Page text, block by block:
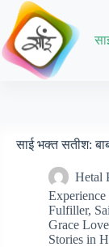
Skip
content
साई भक्त सतीश:
Hetal
Fulfiller,
Grace Love
Stories in